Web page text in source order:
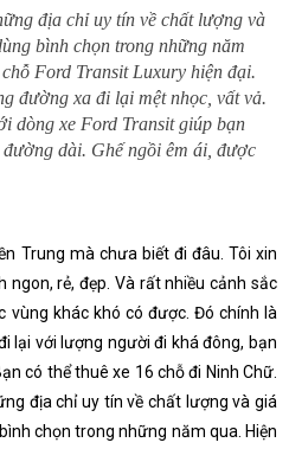
địa chỉ uy tín về chất lượng và
bình chọn trong những năm
Ford Transit Luxury hiện đại.
đường xa đi lại mệt nhọc, vất vả.
dòng xe Ford Transit giúp bạn
dài. Ghế ngồi êm ái, được
Trung mà chưa biết đi đâu. Tôi xin
rẻ, đẹp. Và rất nhiều cảnh sắc
vùng khác khó có được. Đó chính là
lại với lượng người đi khá đông, bạn
có thể thuê xe 16 chỗ đi Ninh Chữ.
địa chỉ uy tín về chất lượng và giá
chọn trong những năm qua. Hiện